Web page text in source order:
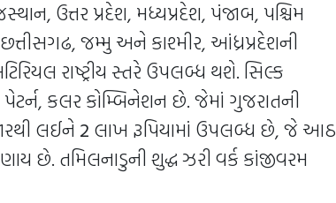
ઉત્તર પ્રદેશ, મધ્યપ્રદેશ, પંજાબ, પશ્ચિમ
જમ્મુ અને કાશ્મીર, આંધ્રપ્રદેશની
રાષ્ટ્રીય સ્તરે ઉપલબ્ધ થશે. સિલ્ક
પેટર્ન, કલર કોમ્બિનેશન છે. જેમાં ગુજરાતની
લઈને 2 લાખ રૂપિયામાં ઉપલબ્ધ છે, જે આઠ
છે. તમિલનાડુની શુદ્ધ ઝરી વર્ક કાંજીવરમ